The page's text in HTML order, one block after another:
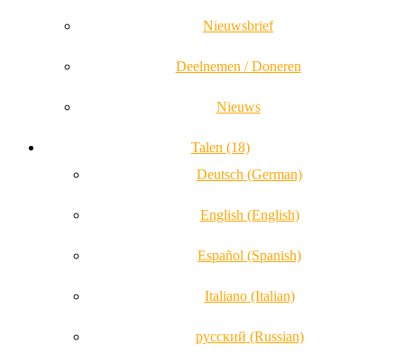
Nieuwsbrief
Deelnemen / Doneren
Nieuws
Talen (18)
Deutsch (German)
English (English)
Español (Spanish)
Italiano (Italian)
русский (Russian)